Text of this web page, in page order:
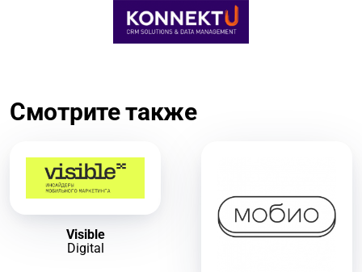
Смотрите также
Visible
Digital